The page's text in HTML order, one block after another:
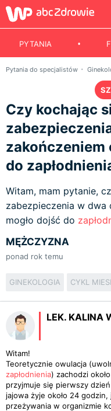
PYTANIA
Pytania do specjalistów
Czy kochając
zakończeniem
do
Witam, mam pytanie,
zabezpieczenia w dwa
mogło dojść do
MĘŻCZYZNA
ponad rok temu
GINEKOLOGIA CYKL
LEK. KALINA
Witam!
Teoretycznie owulacja
zapłodnienia) zachodzi
przyjmuje się pierwszy
jajowa żyje około 24
przeżywania w organizmie